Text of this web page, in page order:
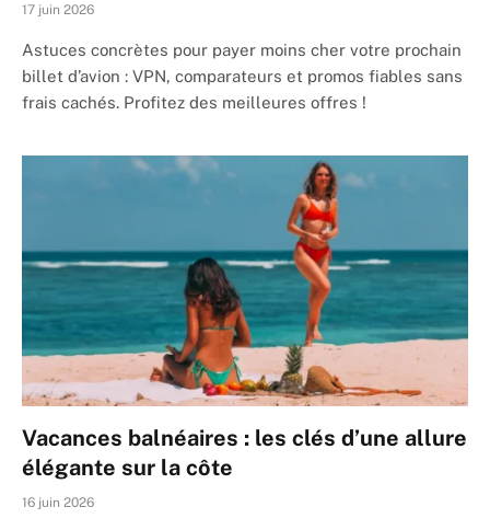
17 juin 2026
Astuces concrètes pour payer moins cher votre prochain
billet d’avion : VPN, comparateurs et promos fiables sans
frais cachés. Profitez des meilleures offres !
Vacances balnéaires : les clés d’une allure
élégante sur la côte
16 juin 2026